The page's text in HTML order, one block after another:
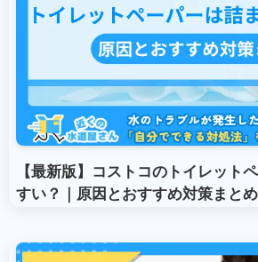
【最新版】コストコのトイレット
すい？｜原因とおすすめ対策まとめ